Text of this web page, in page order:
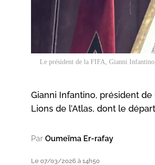
Le président de la FIFA, Gianni
Gianni Infantino, président
Lions de l’Atlas, dont le
Par Oumeïma Er-rafay
Le 07/03/2026 à 14h50